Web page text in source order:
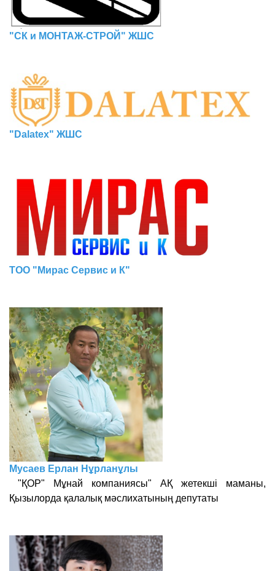
"СК и МОНТАЖ-СТРОЙ" ЖШС
"Dalatex" ЖШС
ТОО "Мирас Сервис и К"
Мусаев Ерлан Нұрланұлы
"ҚОР" Мұнай компаниясы" АҚ жетекші маманы,
Қызылорда қалалық мәслихатының депутаты